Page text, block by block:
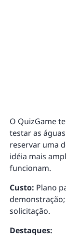
O QuizGame
testar as
reservar uma
idéia mais
funcionam.
Custo: Plano
solicitação.
Destaques: